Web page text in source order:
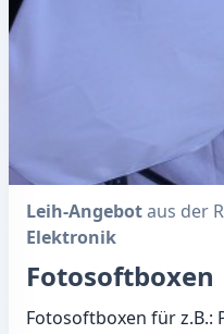
Leih-Angebotaus der
Elektronik
Fotosoftboxen
Fotosoftboxen für z.B.: